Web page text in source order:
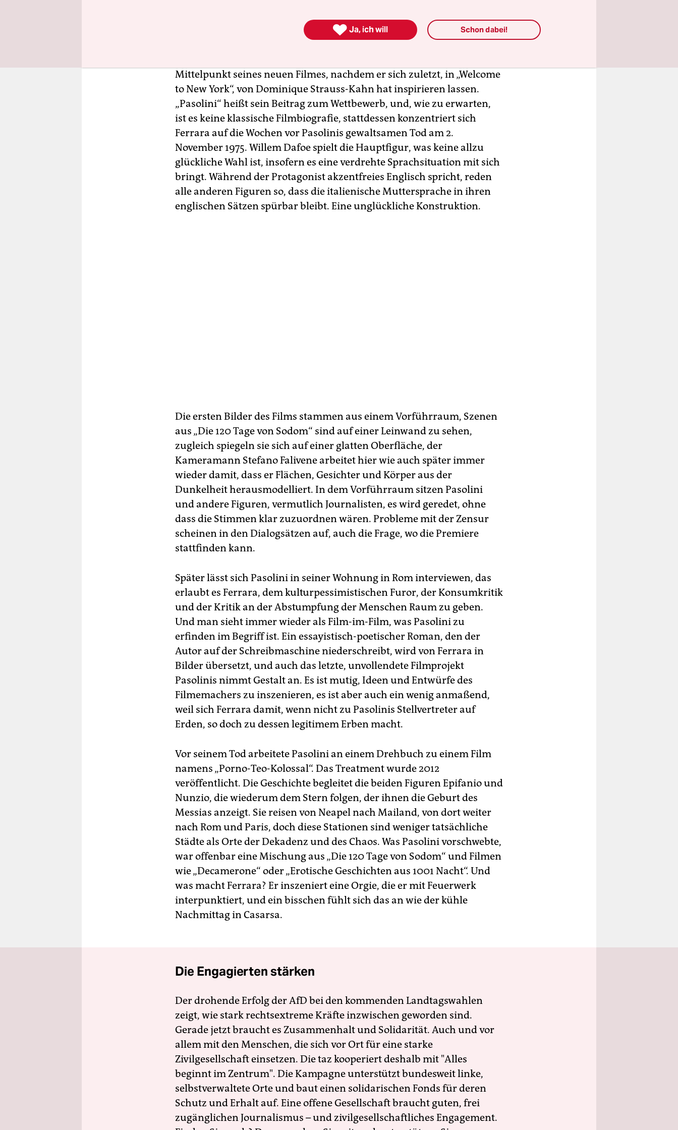
in ein fürchterliches Unwetter.
Mittelpunkt seines neuen Filmes, nachdem er sich zuletzt, in „Welcome
to New York“, von Dominique Strauss-Kahn hat inspirieren lassen.
„Pasolini“ heißt sein Beitrag zum Wettbewerb, und, wie zu erwarten,
ist es keine klassische Filmbiografie, stattdessen konzentriert sich
Ferrara auf die Wochen vor Pasolinis gewaltsamen Tod am 2.
November 1975. Willem Dafoe spielt die Hauptfigur, was keine allzu
glückliche Wahl ist, insofern es eine verdrehte Sprachsituation mit sich
bringt. Während der Protagonist akzentfreies Englisch spricht, reden
alle anderen Figuren so, dass die italienische Muttersprache in ihren
englischen Sätzen spürbar bleibt. Eine unglückliche Konstruktion.
Die ersten Bilder des Films stammen aus einem Vorführraum, Szenen
aus „Die 120 Tage von Sodom“ sind auf einer Leinwand zu sehen,
zugleich spiegeln sie sich auf einer glatten Oberfläche, der
Kameramann Stefano Falivene arbeitet hier wie auch später immer
wieder damit, dass er Flächen, Gesichter und Körper aus der
Dunkelheit herausmodelliert. In dem Vorführraum sitzen Pasolini
und andere Figuren, vermutlich Journalisten, es wird geredet, ohne
dass die Stimmen klar zuzuordnen wären. Probleme mit der Zensur
scheinen in den Dialogsätzen auf, auch die Frage, wo die Premiere
stattfinden kann.
Später lässt sich Pasolini in seiner Wohnung in Rom interviewen, das
erlaubt es Ferrara, dem kulturpessimistischen Furor, der Konsumkritik
und der Kritik an der Abstumpfung der Menschen Raum zu geben.
Und man sieht immer wieder als Film-im-Film, was Pasolini zu
erfinden im Begriff ist. Ein essayistisch-poetischer Roman, den der
Autor auf der Schreibmaschine niederschreibt, wird von Ferrara in
Bilder übersetzt, und auch das letzte, unvollendete Filmprojekt
Pasolinis nimmt Gestalt an. Es ist mutig, Ideen und Entwürfe des
Filmemachers zu inszenieren, es ist aber auch ein wenig anmaßend,
weil sich Ferrara damit, wenn nicht zu Pasolinis Stellvertreter auf
Erden, so doch zu dessen legitimem Erben macht.
Vor seinem Tod arbeitete Pasolini an einem Drehbuch zu einem Film
namens „Porno-Teo-Kolossal“. Das Treatment wurde 2012
veröffentlicht. Die Geschichte begleitet die beiden Figuren Epifanio und
Nunzio, die wiederum dem Stern folgen, der ihnen die Geburt des
Messias anzeigt. Sie reisen von Neapel nach Mailand, von dort weiter
nach Rom und Paris, doch diese Stationen sind weniger tatsächliche
Städte als Orte der Dekadenz und des Chaos. Was Pasolini vorschwebte,
war offenbar eine Mischung aus „Die 120 Tage von Sodom“ und Filmen
wie „Decamerone“ oder „Erotische Geschichten aus 1001 Nacht“. Und
was macht Ferrara? Er inszeniert eine Orgie, die er mit Feuerwerk
interpunktiert, und ein bisschen fühlt sich das an wie der kühle
Nachmittag in Casarsa.
Die Engagierten stärken
Der drohende Erfolg der AfD bei den kommenden Landtagswahlen
zeigt, wie stark rechtsextreme Kräfte inzwischen geworden sind.
Gerade jetzt braucht es Zusammenhalt und Solidarität. Auch und vor
allem mit den Menschen, die sich vor Ort für eine starke
Zivilgesellschaft einsetzen. Die taz kooperiert deshalb mit "Alles
beginnt im Zentrum". Die Kampagne unterstützt bundesweit linke,
selbstverwaltete Orte und baut einen solidarischen Fonds für deren
Schutz und Erhalt auf. Eine offene Gesellschaft braucht guten, frei
zugänglichen Journalismus – und zivilgesellschaftliches Engagement.
 Ja, ich will Schon dabei!